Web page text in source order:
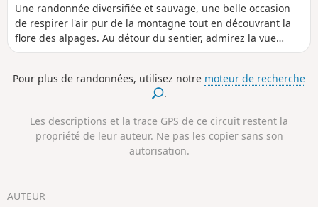
Une randonnée diversifiée et sauvage, une belle occasion
de respirer l'air pur de la montagne tout en découvrant la
flore des alpages. Au détour du sentier, admirez la vue
panoramique sur la Vallée d'Aulps et le Léman. Un
permet de monter jusqu'au sommet du Mont Ouzon d'où
vous bénéficiez d'une vue à 360° sur le Chablais, la chaîne
Pour plus de randonnées, utilisez notre moteur de recherche
.
Les descriptions et la trace GPS de ce circuit restent la
propriété de leur auteur. Ne pas les copier sans son
autorisation.
AUTEUR